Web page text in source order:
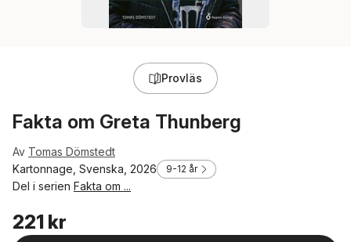
Provläs
Fakta om Greta Thunberg
Av Tomas Dömstedt
Kartonnage, Svenska, 2026
9-12 år
Del i serien Fakta om ...
221 kr